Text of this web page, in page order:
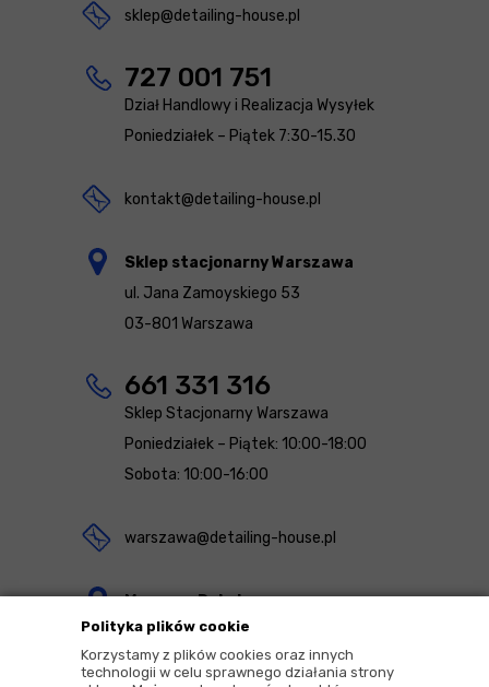
Polityka plików cookie
Korzystamy z plików cookies oraz innych
technologii w celu sprawnego działania strony
sklep@detailing-house.pl
727 001 751
Dział Handlowy i Realizacja Wysyłek
Poniedziałek – Piątek 7:30-15.30
kontakt@detailing-house.pl
Sklep stacjonarny Warszawa
ul. Jana Zamoyskiego 53
03-801 Warszawa
661 331 316
Sklep Stacjonarny Warszawa
Poniedziałek – Piątek: 10:00-18:00
Sobota: 10:00-16:00
warszawa@detailing-house.pl
Magazyn Rekcin
Nomos Sp. z o.o. sp.k.
ul. Agrestowa 1